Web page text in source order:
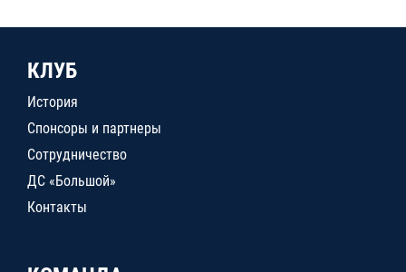
КЛУБ
История
Спонсоры и партнеры
Сотрудничество
ДС «Большой»
Контакты